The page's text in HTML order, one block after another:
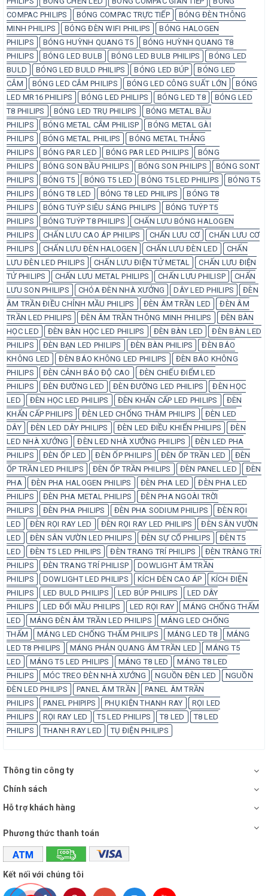
COMPAC PHILIPS
BÓNG COMPAC TRỰC TIẾP
BÓNG ĐÈN THÔNG
MINH PHILIPS
BÓNG ĐÈN WIFI PHILIPS
BÓNG HALOGEN
PHILIPS
BÓNG HUỲNH QUANG T5
BÓNG HUỲNH QUANG T8
PHILIPS
BÓNG LED BULB BÓNG LED BULB PHILIPS
BÓNG LED
BULD
BÓNG LED BULD PHILIPS BÓNG LED BÚP
BÓNG LED
CẮM
BÓNG LED CẮM PHILIPS BÓNG LED CÔNG SUẤT LỚN
BÓNG
LED MR16 PHILIPS
BÓNG LED PHILIPS BÓNG LED T8
BÓNG LED
T8 PHILIPS
BÓNG LED TRỤ PHILIPS
BÓNG METAL BẦU
PHILIPS
BÓNG METAL CẮM PHILISP
BÓNG METAL GÀI
PHILIPS
BÓNG METAL PHILIPS
BÓNG METAL THẲNG
PHILIPS
BÓNG PAR LED BÓNG PAR LED PHILIPS
BÓNG
PHILIPS
BÓNG SON BẦU PHILIPS BÓNG SON PHILIPS
BÓNG SONT
PHILIPS
BÓNG T5 BÓNG T5 LED BÓNG T5 LED PHILIPS
BÓNG T5
PHILIPS
BÓNG T8 LED BÓNG T8 LED PHILIPS
BÓNG T8
PHILIPS
BÓNG TUÝP SIÊU SÁNG PHILIPS
BÓNG TUÝP T5
PHILIPS
BÓNG TUÝP T8 PHILIPS
CHẤN LƯU BÓNG HALOGEN
PHILIPS
CHẤN LƯU CAO ÁP PHILIPS CHẤN LƯU CƠ
CHẤN LƯU CƠ
PHILIPS
CHẤN LƯU ĐÈN HALOGEN CHẤN LƯU ĐÈN LED
CHẤN
LƯU ĐÈN LED PHILIPS
CHẤN LƯU ĐIỆN TỬ METAL
CHẤN LƯU ĐIỆN
TỬ PHILIPS
CHẤN LƯU METAL PHILIPS CHẤN LƯU PHILISP
CHẤN
LƯU SON PHILIPS
CHÓA ĐÈN NHÀ XƯỞNG DÂY LED PHILIPS
ĐÈN
ÂM TRẦN ĐIỀU CHỈNH MẦU PHILIPS
ĐÈN ÂM TRẦN LED
ĐÈN ÂM
TRẦN LED PHILIPS
ĐÈN ÂM TRẦN THÔNG MINH PHILIPS
ĐÈN BÀN
HỌC LED
ĐÈN BÀN HỌC LED PHILIPS ĐÈN BÀN LED
ĐÈN BÀN LED
PHILIPS
ĐÈN BẠN LED PHILIPS ĐÈN BÀN PHILIPS
ĐÈN BÁO
KHÔNG LED
ĐÈN BÁO KHÔNG LED PHILIPS
ĐÈN BÁO KHÔNG
PHILIPS
ĐÈN CẢNH BÁO ĐỘ CAO
ĐÈN CHIẾU ĐIỂM LED
PHILIPS
ĐÈN ĐƯỜNG LED ĐÈN ĐƯỜNG LED PHILIPS
ĐÈN HỌC
LED
ĐÈN HỌC LED PHILIPS ĐÈN KHẨN CẤP LED PHILIPS
ĐÈN
KHẨN CẤP PHILIPS
ĐÈN LED CHỐNG THÂM PHILIPS
ĐÈN LED
DÂY
ĐÈN LED DÂY PHILIPS ĐÈN LED ĐIỀU KHIỂN PHILIPS
ĐÈN
LED NHÀ XƯỞNG
ĐÈN LED NHÀ XƯỞNG PHILIPS
ĐÈN LED PHA
PHILIPS
ĐÈN ỐP LED ĐÈN ỐP PHILIPS ĐÈN ỐP TRẦN LED
ĐÈN
ỐP TRẦN LED PHILIPS
ĐÈN ỐP TRẦN PHILIPS ĐÈN PANEL LED
ĐÈN
PHA
ĐÈN PHA HALOGEN PHILIPS ĐÈN PHA LED
ĐÈN PHA LED
PHILIPS
ĐÈN PHA METAL PHILIPS
ĐÈN PHA NGOÀI TRỜI
PHILIPS
ĐÈN PHA PHILIPS ĐÈN PHA SODIUM PHILIPS
ĐÈN RỌI
LED
ĐÈN RỌI RAY LED ĐÈN RỌI RAY LED PHILIPS
ĐÈN SÂN VƯỜN
LED
ĐÈN SÂN VƯỜN LED PHILIPS ĐÈN SỰ CỐ PHILIPS
ĐÈN T5
LED
ĐÈN T5 LED PHILIPS ĐÈN TRANG TRÍ PHILIPS
ĐÈN TRÀNG TRÍ
PHILIPS
ĐÈN TRANG TRÍ PHILISP
DOWLIGHT ÂM TRẦN
PHILIPS
DOWLIGHT LED PHILIPS KÍCH ĐÈN CAO ÁP
KÍCH ĐIỆN
PHILIPS
LED BULD PHILIPS LED BÚP PHILIPS
LED DÂY
PHILIPS
LED ĐỔI MẦU PHILIPS LED RỌI RAY
MÁNG CHỐNG THẤM
LED
MÁNG ĐÈN ÂM TRẦN LED PHILIPS
MÁNG LED CHỐNG
THẤM
MÁNG LED CHỐNG THẤM PHILIPS MÁNG LED T8
MÁNG
LED T8 PHILIPS
MÁNG PHẢN QUANG ÂM TRẦN LED
MÁNG T5
LED
MÁNG T5 LED PHILIPS MÁNG T8 LED
MÁNG T8 LED
PHILIPS
MÓC TREO ĐÈN NHÀ XƯỞNG NGUỒN ĐÈN LED
NGUỒN
ĐÈN LED PHILIPS
PANEL ÂM TRẦN
PANEL ÂM TRẦN
PHILIPS
PANEL PHIPIPS PHỤ KIỆN THANH RAY
RỌI LED
PHILIPS
RỌI RAY LED T5 LED PHILIPS T8 LED
T8 LED
PHILIPS
THANH RAY LED TỤ ĐIỆN PHILIPS
Thông tin công ty
Chính sách
Hỗ trợ khách hàng
Phương thức thanh toán
Kết nối với chúng tôi